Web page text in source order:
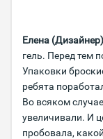
Елена (Дизайнер)
гель. Перед тем
Упаковки
ребята
Во всяком
увеличивали. И
пробовала,